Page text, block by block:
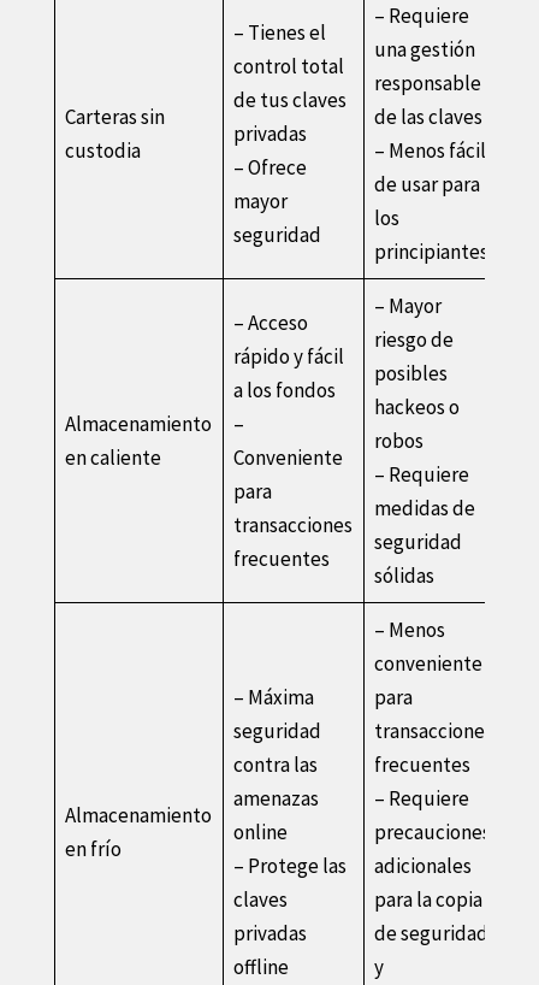
Carteras sin
custodia
– Tienes el
control total
de tus claves
privadas
– Ofrece
mayor
seguridad
– Requiere
una gestión
responsable
de las claves
– Menos fácil
de usar para
los
principiantes
Almacenamiento
en caliente
– Acceso
rápido y fácil
a los fondos
–
Conveniente
para
transacciones
frecuentes
– Mayor
riesgo de
posibles
hackeos o
robos
– Requiere
medidas de
seguridad
sólidas
Almacenamiento
en frío
– Máxima
seguridad
contra las
amenazas
online
– Protege las
claves
privadas
offline
– Menos
conveniente
para
transacciones
frecuentes
– Requiere
precauciones
adicionales
para la copia
de seguridad
y